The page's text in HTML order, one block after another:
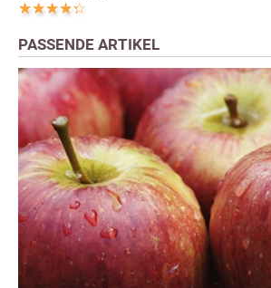
PASSENDE ARTIKEL